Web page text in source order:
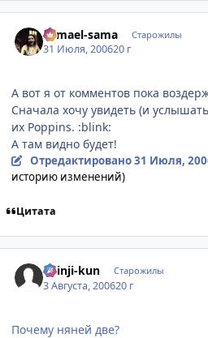
Samael-sama Старожилы
31 Июля, 200620 г
А вот я от комментов пока
Сначала хочу увидеть (и
их Poppins. :blink:
А там видно будет!
Отредактировано31 Июля,
историю изменений)
Цитата
Shinji-kun Старожилы
3 Августа, 200620 г
Почему няней две?